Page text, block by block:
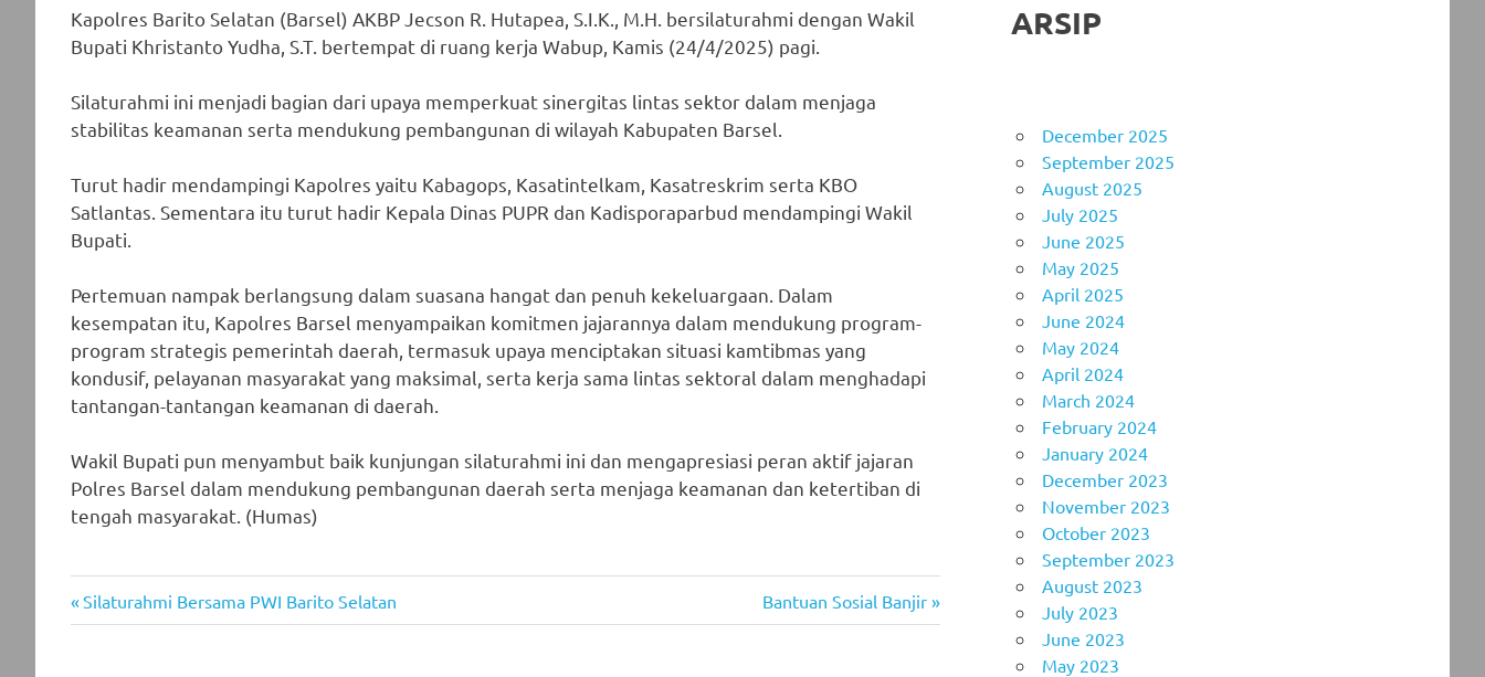
Kapolres Barito Selatan (Barsel) AKBP Jecson R. Hutapea, S.I.K., M.H. bersilaturahmi dengan Wakil
Bupati Khristanto Yudha, S.T. bertempat di ruang kerja Wabup, Kamis (24/4/2025) pagi.
Silaturahmi ini menjadi bagian dari upaya memperkuat sinergitas lintas sektor dalam menjaga
stabilitas keamanan serta mendukung pembangunan di wilayah Kabupaten Barsel.
Turut hadir mendampingi Kapolres yaitu Kabagops, Kasatintelkam, Kasatreskrim serta KBO
Satlantas. Sementara itu turut hadir Kepala Dinas PUPR dan Kadisporaparbud mendampingi Wakil
Bupati.
Pertemuan nampak berlangsung dalam suasana hangat dan penuh kekeluargaan. Dalam
kesempatan itu, Kapolres Barsel menyampaikan komitmen jajarannya dalam mendukung program-
program strategis pemerintah daerah, termasuk upaya menciptakan situasi kamtibmas yang
kondusif, pelayanan masyarakat yang maksimal, serta kerja sama lintas sektoral dalam menghadapi
tantangan-tantangan keamanan di daerah.
Wakil Bupati pun menyambut baik kunjungan silaturahmi ini dan mengapresiasi peran aktif jajaran
Polres Barsel dalam mendukung pembangunan daerah serta menjaga keamanan dan ketertiban di
tengah masyarakat. (Humas)
Post
Previous
Post:
Silaturahmi Bersama PWI Barito Selatan
Next
Post:
Bantuan Sosial Banjir
ARSIP
December 2025
September 2025
August 2025
July 2025
June 2025
May 2025
April 2025
June 2024
May 2024
April 2024
March 2024
February 2024
January 2024
December 2023
November 2023
October 2023
September 2023
August 2023
July 2023
June 2023
May 2023